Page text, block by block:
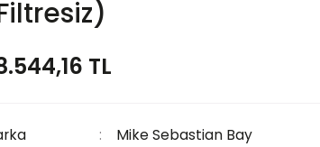
TL
Mike Sebastian Bay